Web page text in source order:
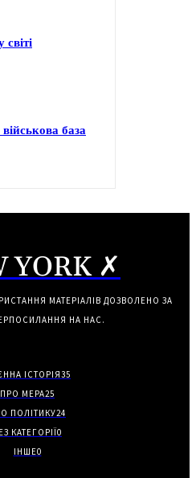
база
YORK ✗
МАТЕРІАЛІВ ДОЗВОЛЕНО ЗА
НА НАС.
ІСТОРІЯ35
ПРО МЕРА25
ПОЛІТИКУ24
КАТЕГОРІЇ0
ІНШЕ0